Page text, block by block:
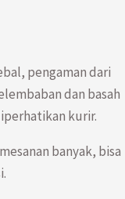
pengaman dari
dan basah
kurir.
banyak, bisa